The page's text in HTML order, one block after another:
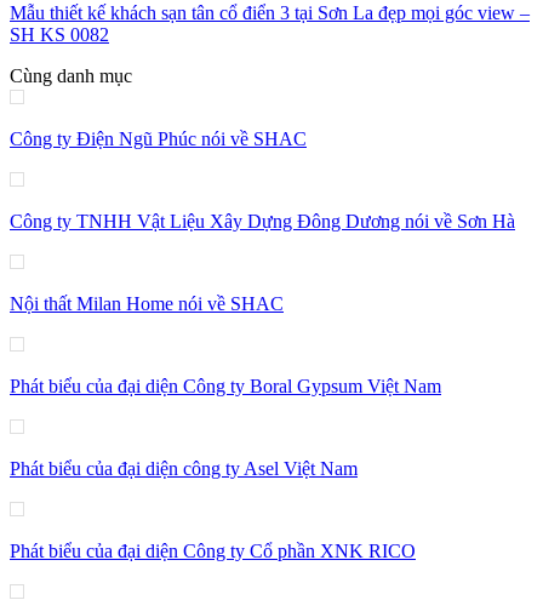
Mẫu thiết kế khách sạn tân cổ điển 3 tại Sơn La đẹp mọi góc view –
SH KS 0082
Cùng danh mục
Công ty Điện Ngũ Phúc nói về SHAC
Công ty TNHH Vật Liệu Xây Dựng Đông Dương nói về Sơn Hà
Nội thất Milan Home nói về SHAC
Phát biểu của đại diện Công ty Boral Gypsum Việt Nam
Phát biểu của đại diện công ty Asel Việt Nam
Phát biểu của đại diện Công ty Cổ phần XNK RICO